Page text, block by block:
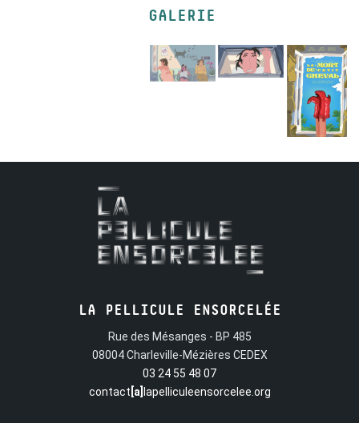
GALERIE
LA PELLICULE ENSORCELÉE
Rue des Mésanges - BP 485
08004 Charleville-Mézières CEDEX
03 24 55 48 07
contact [a] lapelliculeensorcelee.org